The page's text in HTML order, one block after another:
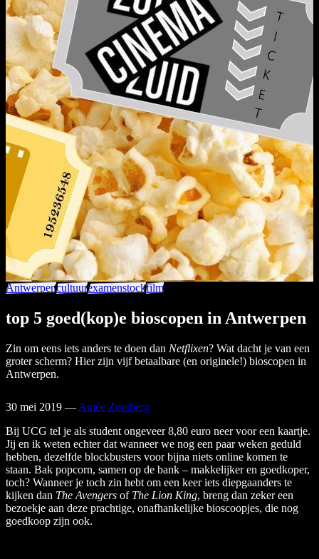
Antwerpencultuurexamenstockfilm
top 5 goed(kop)e bioscopen in Antwerpen
Zin om eens iets anders te doen dan Netflixen? Wat dacht je van een
groter scherm? Hier zijn vijf betaalbare (en originele!) bioscopen in
Antwerpen.
30 mei 2019 —Amée Zoutberg
Bij UCG tel je als student ongeveer 8,80 euro neer voor een kaartje.
Jij en ik weten echter dat wanneer we nog een paar weken geduld
hebben, dezelfde blockbusters voor bijna niets online komen te
staan. Bak popcorn, samen op de bank – makkelijker en goedkoper,
toch? Wanneer je toch zin hebt om een keer iets diepgaanders te
kijken dan The Avengers of The Lion King, breng dan zeker een
bezoekje aan deze prachtige, onafhankelijke bioscoopjes, die nog
goedkoop zijn ook.